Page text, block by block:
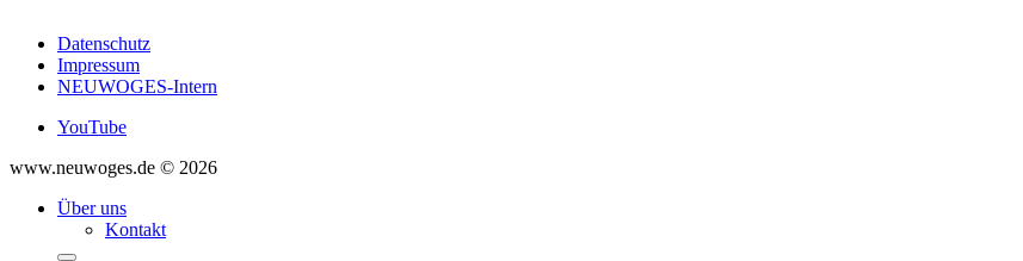
Datenschutz
Impressum
NEUWOGES-Intern
YouTube
www.neuwoges.de © 2026
Über uns
Kontakt